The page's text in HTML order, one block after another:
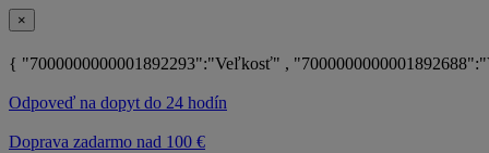
×
{ "7000000000001892293":"Veľkosť" ,
Odpoveď na dopyt do 24 hodín
Doprava zadarmo nad 100 €